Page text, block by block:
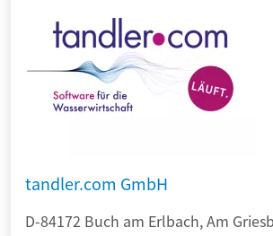
tandler.com GmbH
D-84172 Buch am Erlbach, Am